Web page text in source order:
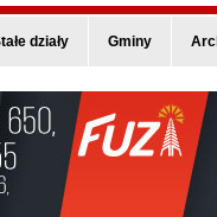
działy Gminy